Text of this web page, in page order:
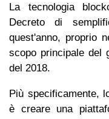
La tecnologia
Decreto di
quest'anno, proprio
scopo principale del
del 2018.
Più specificamente,
è creare una